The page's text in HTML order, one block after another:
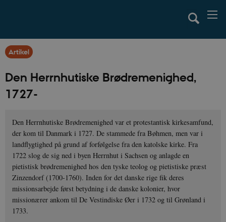
Artikel
Den Herrnhutiske Brødremenighed,
1727-
Den Herrnhutiske Brødremenighed var et protestantisk kirkesamfund,
der kom til Danmark i 1727. De stammede fra Bøhmen, men var i
landflygtighed på grund af forfølgelse fra den katolske kirke. Fra
1722 slog de sig ned i byen Herrnhut i Sachsen og anlagde en
pietistisk brødremenighed hos den tyske teolog og pietistiske præst
Zinzendorf (1700-1760). Inden for det danske rige fik deres
missionsarbejde først betydning i de danske kolonier, hvor
missionærer ankom til De Vestindiske Øer i 1732 og til Grønland i
1733.